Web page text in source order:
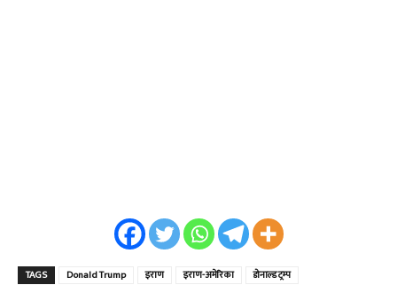
TAGS Donald Trump इराण इराण-अमेरिका डोनाल्ड ट्रम्प